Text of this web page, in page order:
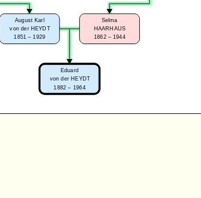
Selma
HAARHAUS
1862 – 1944
August Karl
von der HEYDT
1851 – 1929
Eduard
von der HEYDT
1882 – 1964